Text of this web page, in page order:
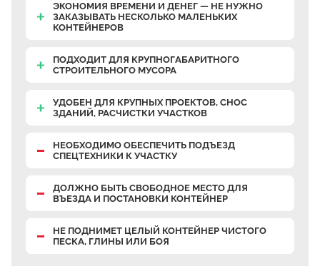
ЭКОНОМИЯ ВРЕМЕНИ И ДЕНЕГ — НЕ НУЖНО
ЗАКАЗЫВАТЬ НЕСКОЛЬКО МАЛЕНЬКИХ
КОНТЕЙНЕРОВ
ПОДХОДИТ ДЛЯ КРУПНОГАБАРИТНОГО
СТРОИТЕЛЬНОГО МУСОРА
УДОБЕН ДЛЯ КРУПНЫХ ПРОЕКТОВ, СНОС
ЗДАНИЙ, РАСЧИСТКИ УЧАСТКОВ
НЕОБХОДИМО ОБЕСПЕЧИТЬ ПОДЪЕЗД
СПЕЦТЕХНИКИ К УЧАСТКУ
ДОЛЖНО БЫТЬ СВОБОДНОЕ МЕСТО ДЛЯ
ВЪЕЗДА И ПОСТАНОВКИ КОНТЕЙНЕР
НЕ ПОДНИМЕТ ЦЕЛЫЙ КОНТЕЙНЕР ЧИСТОГО
ПЕСКА, ГЛИНЫ ИЛИ БОЯ